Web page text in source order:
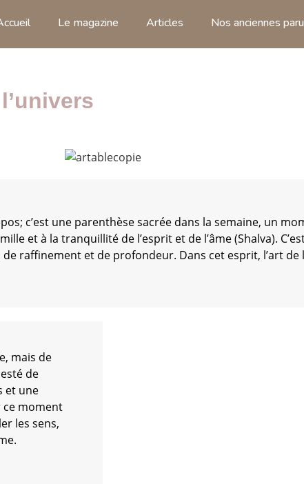
Le magazine Articles Nos anciennes
c’est une parenthèse sacrée dans la semaine, un
et à la tranquillité de l’esprit et de l’âme (Shalva).
raffinement et de profondeur. Dans cet esprit, l’art
mais de
de
et une
ce moment
les sens,